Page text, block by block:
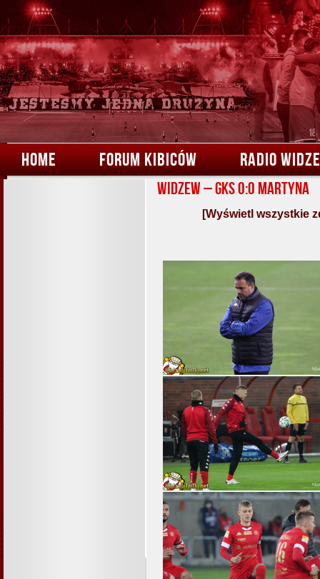
HOME FORUM KIBICÓW RADIO
Widzew – GKS 0:0 Martyna
[Wyświetl wszystkie